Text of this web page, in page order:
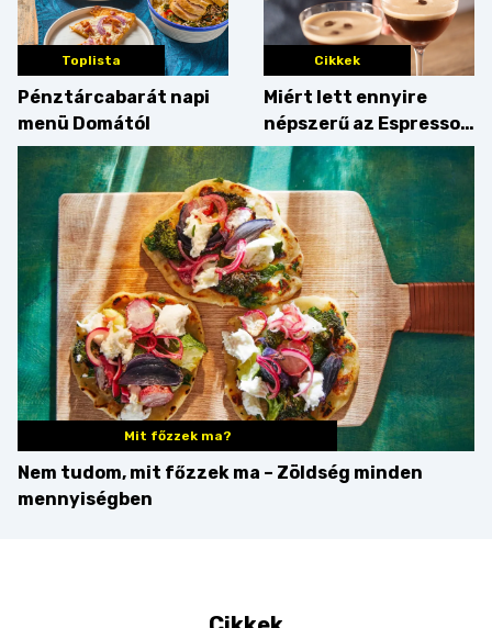
Toplista
Pénztárcabarát napi
menü Domától
Cikkek
Miért lett ennyire
népszerű az Espresso
Martini – és mit
érdemes enni mellé?
Mit főzzek ma?
Nem tudom, mit főzzek ma – Zöldség minden
mennyiségben